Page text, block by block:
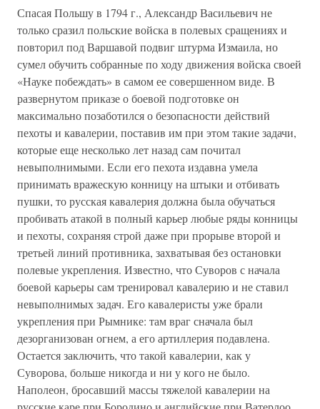
Спасая Польшу в 1794 г., Александр Васильевич не
только сразил польские войска в полевых сращениях и
повторил под Варшавой подвиг штурма Измаила, но
сумел обучить собранные по ходу движения войска своей
«Науке побеждать» в самом ее совершенном виде. В
развернутом приказе о боевой подготовке он
максимально позаботился о безопасности действий
пехоты и кавалерии, поставив им при этом такие задачи,
которые еще несколько лет назад сам почитал
невыполнимыми. Если его пехота издавна умела
принимать вражескую конницу на штыки и отбивать
пушки, то русская кавалерия должна была обучаться
пробивать атакой в полный карьер любые ряды конницы
и пехоты, сохраняя строй даже при прорыве второй и
третьей линий противника, захватывая без остановки
полевые укрепления. Известно, что Суворов с начала
боевой карьеры сам тренировал кавалерию и не ставил
невыполнимых задач. Его кавалеристы уже брали
укрепления при Рымнике: там враг сначала был
дезорганизован огнем, а его артиллерия подавлена.
Остается заключить, что такой кавалерии, как у
Суворова, больше никогда и ни у кого не было.
Наполеон, бросавший массы тяжелой кавалерии на